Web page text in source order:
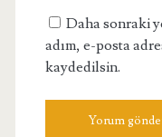
Daha sonraki
adım, e-posta
kaydedilsin.